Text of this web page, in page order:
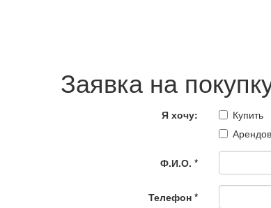
Заявка на
Я хочу:
Купить
Ф.И.О. *
Телефон *